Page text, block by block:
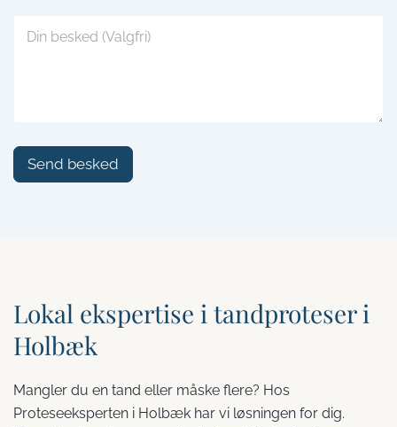
Send besked
Lokal ekspertise i tandproteser i
Holbæk
Mangler du en tand eller måske flere? Hos
Proteseeksperten i Holbæk har vi løsningen for dig.